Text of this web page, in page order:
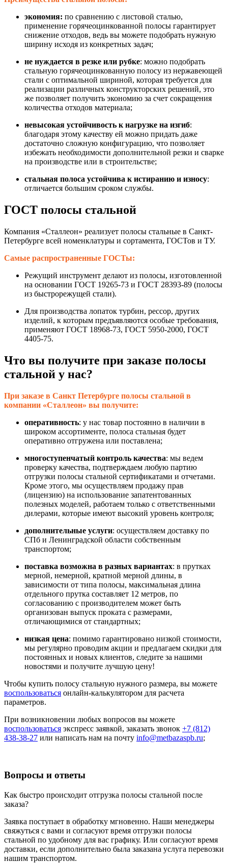
экономия: по сравнению с листовой сталью,
применение горячеоцинкованной полосы гарантирует
снижение отходов, ведь вы можете подобрать нужную
ширину исходя из конкретных задач;
не нуждается в резке или рубке: можно подобрать
стальную горячеоцинкованную полосу из нержавеющей
стали с оптимальной шириной, которая требуется для
реализации различных конструкторских решений, это
же позволяет получить экономию за счет сокращения
количества отходов материала;
невысокая устойчивость к нагрузке на изгиб:
благодаря этому качеству ей можно придать даже
достаточно сложную конфигурацию, что позволяет
избежать необходимости дополнительной резки и сварке
на производстве или в строительстве;
стальная полоса устойчива к истиранию и износу:
отличается большим сроком службы.
ГОСТ полосы стальной
Компания «Сталлеон» реализует полосы стальные в Санкт-
Петербурге всей номенклатуры и сортамента, ГОСТов и ТУ.
Самые распространенные ГОСТы:
Режущий инструмент делают из полосы, изготовленной
на основании ГОСТ 19265-73 и ГОСТ 28393-89 (полосы
из быстрорежущей стали).
Для производства лопаток турбин, рессор, других
изделий, к которым предъявляются особые требования,
применяют ГОСТ 18968-73, ГОСТ 5950-2000, ГОСТ
4405-75.
Что вы получите при заказе полосы
стальной у нас?
При заказе в Санкт Петербурге полосы стальной в
компании «Сталлеон» вы получите:
оперативность: у нас товар постоянно в наличии в
широком ассортименте, полоса стальная будет
оперативно отгружена или поставлена;
многоступенчатый контроль качества: мы ведем
проверку качества, подтверждаем любую партию
отгрузки полосы стальной сертификатами и отчетами.
Кроме этого, мы осуществляем продажу прав
(лицензию) на использование запатентованных
полезных моделей, работаем только с ответственными
дилерами, которые имеют высокий уровень контроля;
дополнительные услуги: осуществляем доставку по
СПб и Ленинградской области собственным
транспортом;
поставка возможна в разных вариантах: в прутках
мерной, немерной, кратной мерной длины, в
зависимости от типа полосы, максимальная длина
отдельного прутка составляет 12 метров, по
согласованию с производителем может быть
организован выпуск проката с размерами,
отличающимися от стандартных;
низкая цена: помимо гарантировано низкой стоимости,
мы регулярно проводим акции и предлагаем скидки для
постоянных и новых клиентов, следите за нашими
новостями и получите лучшую цену!
Чтобы купить полосу стальную нужного размера, вы можете
воспользоваться онлайн-калькулятором для расчета
параметров.
При возникновении любых вопросов вы можете
воспользоваться экспресс заявкой, заказать звонок +7 (812)
438-38-27 или написать нам на почту info@metbazaspb.ru;
Вопросы и ответы
Как быстро происходит отгрузка полосы стальной после
заказа?
Заявка поступает в обработку мгновенно. Наши менеджеры
свяжуться с вами и согласуют время отгрузки полосы
стальной по удобному для вас графику. Или согласуют время
доставки, если дополнительно была заказана услуга перевозки
нашим транспортом.